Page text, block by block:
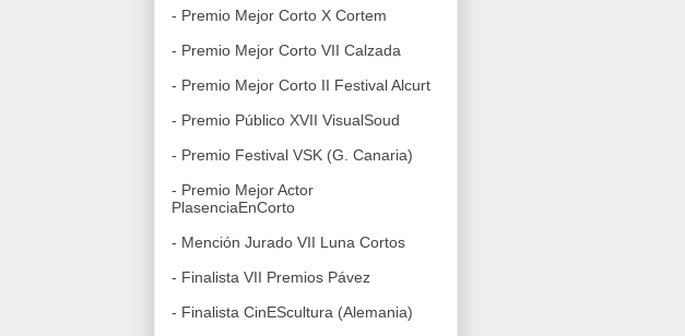
- Premio Mejor Corto X Cortem
- Premio Mejor Corto VII Calzada
- Premio Mejor Corto II Festival Alcurt
- Premio Público XVII VisualSoud
- Premio Festival VSK (G. Canaria)
- Premio Mejor Actor
PlasenciaEnCorto
- Mención Jurado VII Luna Cortos
- Finalista VII Premios Pávez
- Finalista CinEScultura (Alemania)